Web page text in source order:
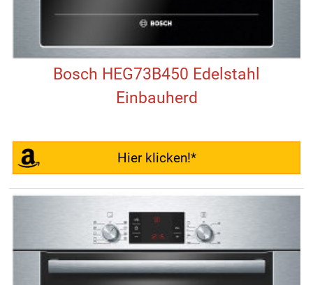
Bosch HEG73B450 Edelstahl
Einbauherd
Hier klicken!*